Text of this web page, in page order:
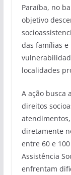
Paraíba, no
objetivo
das famílias
localidades
A ação busca
direitos
diretamente
entre 60 e
Assistência
enfrentam